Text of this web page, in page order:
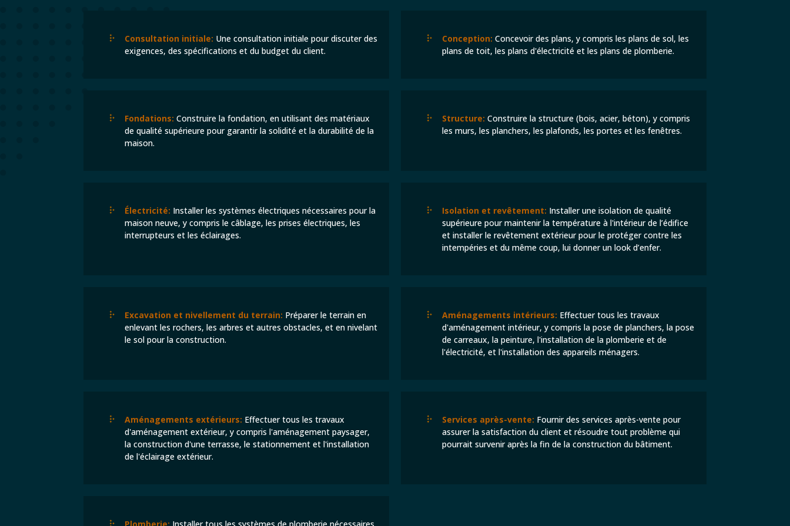
Consultation initiale: Une consultation initiale pour discuter des
exigences, des spécifications et du budget du client.
Conception: Concevoir des plans, y compris les plans de sol, les
plans de toit, les plans d'électricité et les plans de plomberie.
Fondations: Construire la fondation, en utilisant des matériaux
de qualité supérieure pour garantir la solidité et la durabilité de la
maison.
Structure: Construire la structure (bois, acier, béton), y compris
les murs, les planchers, les plafonds, les portes et les fenêtres.
Électricité: Installer les systèmes électriques nécessaires pour la
maison neuve, y compris le câblage, les prises électriques, les
interrupteurs et les éclairages.
Isolation et revêtement: Installer une isolation de qualité
supérieure pour maintenir la température à l'intérieur de l’édifice
et installer le revêtement extérieur pour le protéger contre les
intempéries et du même coup, lui donner un look d’enfer.
Excavation et nivellement du terrain: Préparer le terrain en
enlevant les rochers, les arbres et autres obstacles, et en nivelant
le sol pour la construction.
Aménagements intérieurs: Effectuer tous les travaux
d'aménagement intérieur, y compris la pose de planchers, la pose
de carreaux, la peinture, l'installation de la plomberie et de
l'électricité, et l'installation des appareils ménagers.
Aménagements extérieurs: Effectuer tous les travaux
d'aménagement extérieur, y compris l'aménagement paysager,
la construction d'une terrasse, le stationnement et l'installation
de l'éclairage extérieur.
Services après-vente: Fournir des services après-vente pour
assurer la satisfaction du client et résoudre tout problème qui
pourrait survenir après la fin de la construction du bâtiment.